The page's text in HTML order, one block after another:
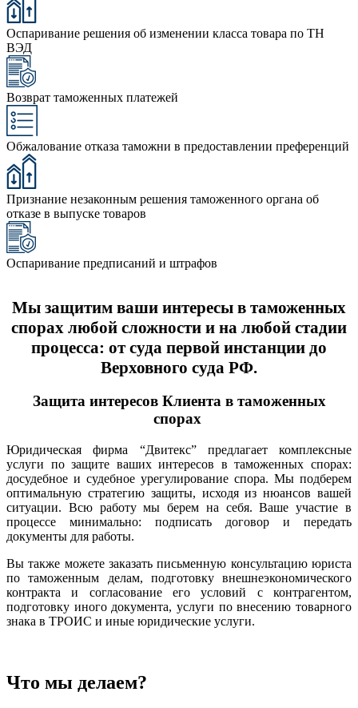
Оспаривание решения об изменении класса товара по ТН
ВЭД
Возврат таможенных платежей
Обжалование отказа таможни в предоставлении преференций
Признание незаконным решения таможенного органа об
отказе в выпуске товаров
Оспаривание предписаний и штрафов
Мы защитим ваши интересы в таможенных
спорах любой сложности и на любой стадии
процесса: от суда первой инстанции до
Верховного суда РФ.
Защита интересов Клиента в таможенных
спорах
Юридическая фирма “Двитекс” предлагает комплексные
услуги по защите ваших интересов в таможенных спорах:
досудебное и судебное урегулирование спора. Мы подберем
оптимальную стратегию защиты, исходя из нюансов вашей
ситуации. Всю работу мы берем на себя. Ваше участие в
процессе минимально: подписать договор и передать
документы для работы.
Вы также можете заказать письменную консультацию юриста
по таможенным делам, подготовку внешнеэкономического
контракта и согласование его условий с контрагентом,
подготовку иного документа, услуги по внесению товарного
знака в ТРОИС и иные юридические услуги.
Что мы делаем?